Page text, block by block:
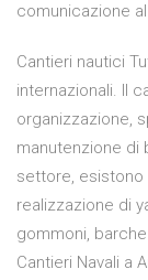
comunicazione
Cantieri nautici
internazionali. Il
organizzazione,
manutenzione di
settore, esistono
realizzazione di
gommoni,
Cantieri Navali a